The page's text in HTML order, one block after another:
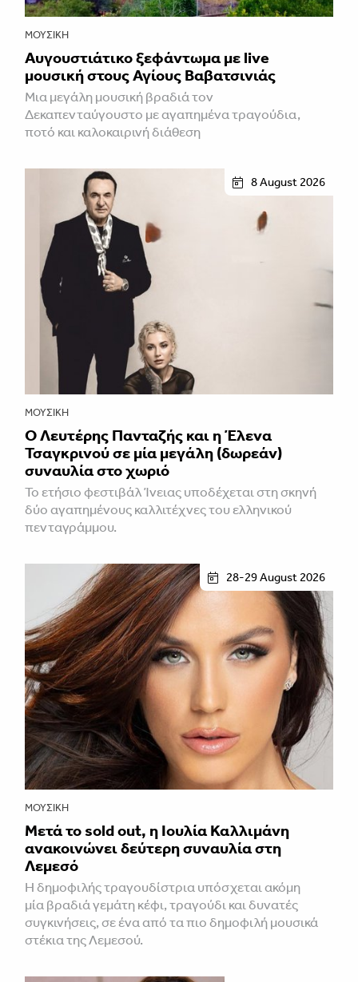
ΜΟΥΣΙΚΉ
Αυγουστιάτικο ξεφάντωμα με live
μουσική στους Αγίους Βαβατσινιάς
Μια μεγάλη μουσική βραδιά τον
Δεκαπενταύγουστο με αγαπημένα τραγούδια,
ποτό και καλοκαιρινή διάθεση
8 August 2026
ΜΟΥΣΙΚΉ
Ο Λευτέρης Πανταζής και η Έλενα
Τσαγκρινού σε μία μεγάλη (δωρεάν)
συναυλία στο χωριό
Το ετήσιο φεστιβάλ Ίνειας υποδέχεται στη σκηνή
δύο αγαπημένους καλλιτέχνες του ελληνικού
πενταγράμμου.
28-29 August 2026
ΜΟΥΣΙΚΉ
Μετά το sold out, η Ιουλία Καλλιμάνη
ανακοινώνει δεύτερη συναυλία στη
Λεμεσό
H δημοφιλής τραγουδίστρια υπόσχεται ακόμη
μία βραδιά γεμάτη κέφι, τραγούδι και δυνατές
συγκινήσεις, σε ένα από τα πιο δημοφιλή μουσικά
στέκια της Λεμεσού.